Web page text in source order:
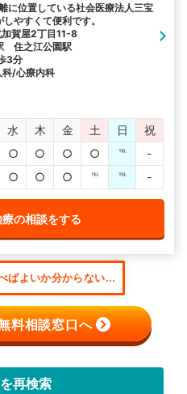
に位置している社会医療法人三宝
やすくて便利です。
賀屋2丁目11-8
住之江公園駅
3分
科/心療内科
水 木 金 土 日
祝
○ ○ ○ ○ ℡
-
○ ○ ○ ℡ ℡ -
の相談をする
ばよいか分からない...
料相談窓口へ
再検索